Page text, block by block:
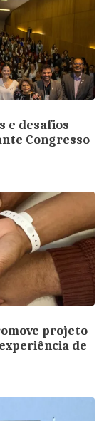
e desafios
Congresso
projeto
de